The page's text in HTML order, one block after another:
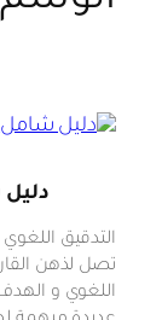
التدقيق
تصل لذهن
اللغوي و